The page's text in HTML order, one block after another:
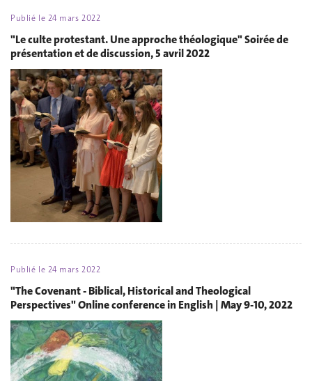
Publié le 24 mars 2022
"Le culte protestant. Une approche théologique" Soirée de
présentation et de discussion, 5 avril 2022
Publié le 24 mars 2022
"The Covenant - Biblical, Historical and Theological
Perspectives" Online conference in English | May 9-10, 2022